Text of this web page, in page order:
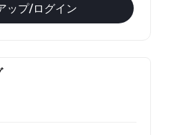
ップ/ログイン